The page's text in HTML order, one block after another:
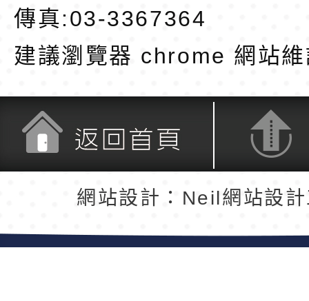
傳真:03-3367364
建議瀏覽器 chrome 網站
返回頂端
網站設計：Neil網站設